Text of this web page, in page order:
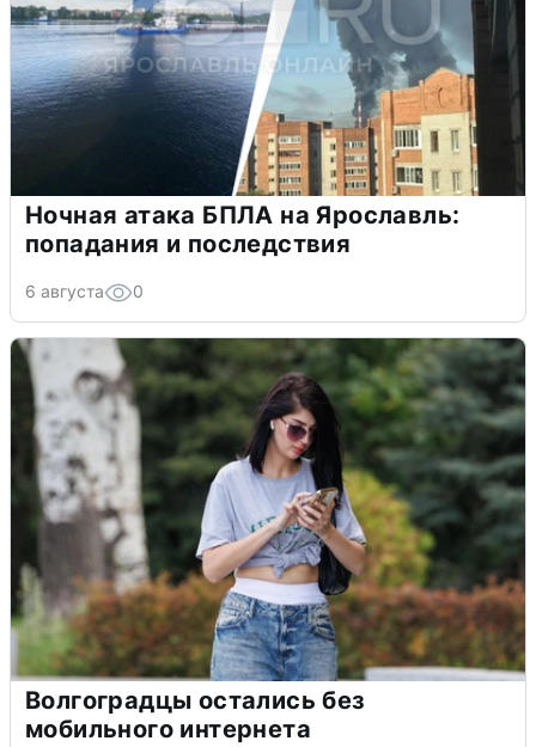
Ночная атака БПЛА на Ярославль:
попадания и последствия
6 августа 0
Волгоградцы остались без
мобильного интернета